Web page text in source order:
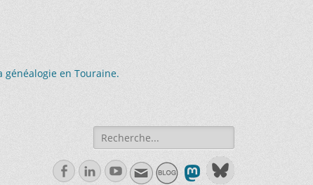
en Touraine.
Recherche
de:
FacebookLinkedlnYoutube